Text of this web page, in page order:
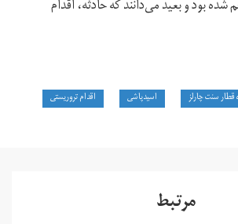
شده بود و بعید می‌دانند که حادثه، اقدام
قطار سنت چارلز اسیدپاشی اقدام تروریستی
مرتبط